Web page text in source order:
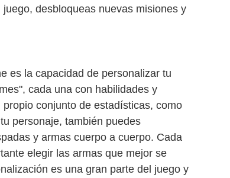
desbloqueas nuevas misiones y
es la capacidad de personalizar tu
cada una con habilidades y
conjunto de estadísticas, como
personaje, también puedes
y armas cuerpo a cuerpo. Cada
elegir las armas que mejor se
es una gran parte del juego y